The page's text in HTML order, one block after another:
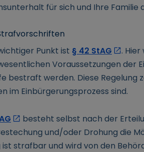
für sich und Ihre
Punkt ist § 42 StAG
.
Voraussetzungen der
bestraft werden. Diese Regelung
im Einbürgerungsprozess sind.
besteht selbst nach der
und/oder Drohung die
ist strafbar und wird von den